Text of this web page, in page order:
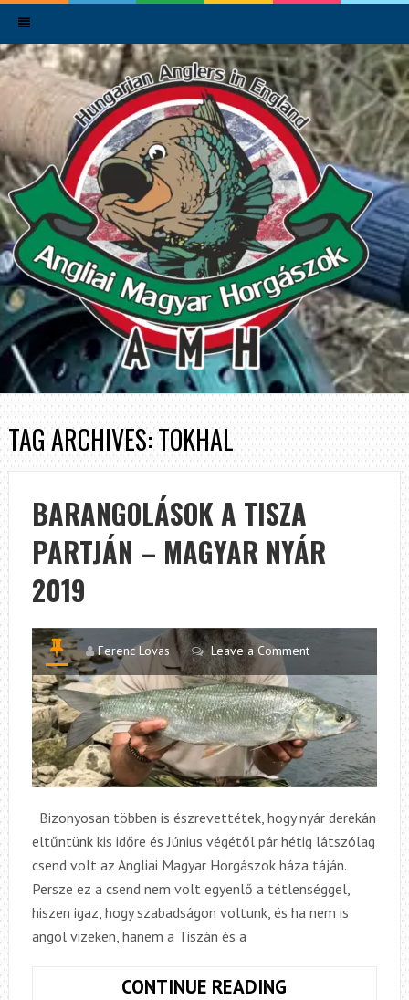
TAG ARCHIVES: TOKHAL
BARANGOLÁSOK A TISZA
PARTJÁN – MAGYAR NYÁR
2019
Ferenc Lovas Leave a Comment
Bizonyosan többen is észrevettétek, hogy nyár derekán
eltűntünk kis időre és Június végétől pár hétig látszólag
csend volt az Angliai Magyar Horgászok háza táján.
Persze ez a csend nem volt egyenlő a tétlenséggel,
hiszen igaz, hogy szabadságon voltunk, és ha nem is
angol vizeken, hanem a Tiszán és a
CONTINUE READING